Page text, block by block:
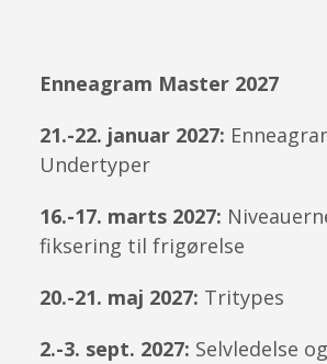
Enneagram Master 2027
21.-22. januar 2027:
Undertyper
16.-17. marts 2027:
fiksering til frigørelse
20.-21. maj 2027: Tritypes
2.-3. sept. 2027: Selvledelse